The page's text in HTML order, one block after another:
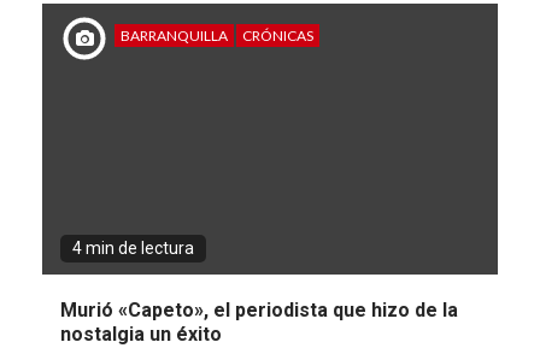
BARRANQUILLA CRÓNICAS
4 min de lectura
Murió «Capeto», el periodista que hizo de la
nostalgia un éxito